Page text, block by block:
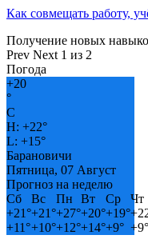
Как совмещать работу,
Получение новых
Prev Next 1 из 2
Погода
+20
°
C
H: +22°
L: +15°
Барановичи
Пятница, 07 Август
Прогноз на неделю
Сб
Вс Пн Вт Ср
Чт
+21°+21°+27°+20°+19°+
+11°+10°+12°+14°+9° +9°